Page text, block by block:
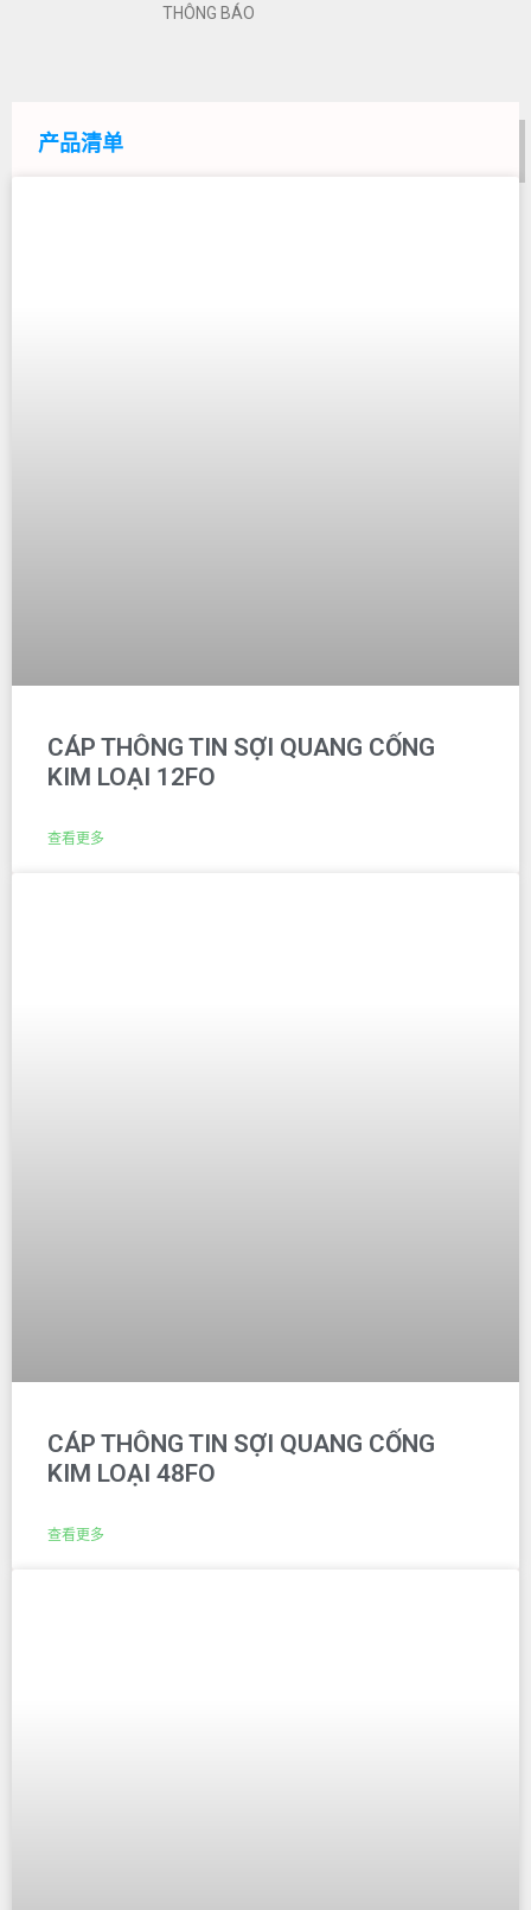
THÔNG BÁO
产品清单
CÁP THÔNG TIN SỢI QUANG CỐNG
KIM LOẠI 12FO
查看更多
CÁP THÔNG TIN SỢI QUANG CỐNG
KIM LOẠI 48FO
查看更多